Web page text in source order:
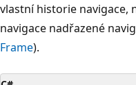
vlastní historie navigace,
navigace nadřazené
Frame).